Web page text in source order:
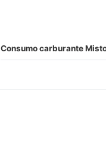
Consumo carburante